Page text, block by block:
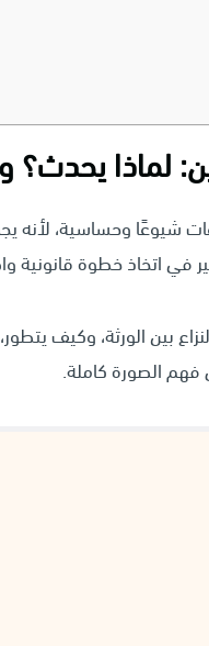
لماذا
شيوعًا وحساسية، لأنه
في اتخاذ خطوة قانونية
بين الورثة، وكيف
الصورة كاملة.